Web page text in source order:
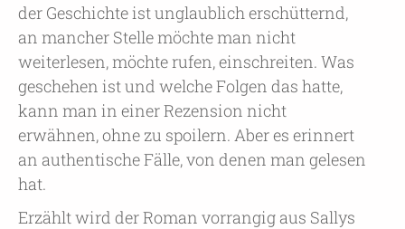
der Geschichte ist unglaublich erschütternd,
an mancher Stelle möchte man nicht
weiterlesen, möchte rufen, einschreiten. Was
geschehen ist und welche Folgen das hatte,
kann man in einer Rezension nicht
erwähnen, ohne zu spoilern. Aber es erinnert
an authentische Fälle, von denen man gelesen
hat.
Erzählt wird der Roman vorrangig aus Sallys